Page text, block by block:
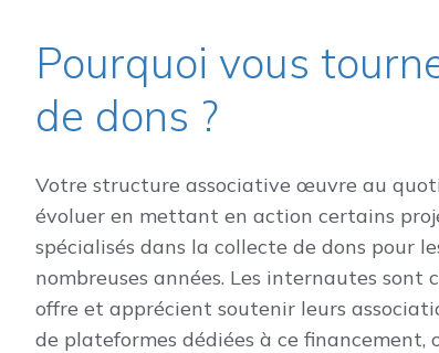
Pourquoi vous
de dons ?
Votre structure associative œuvre au
évoluer en mettant en action certains
spécialisés dans la collecte de dons pour
nombreuses années. Les internautes
offre et apprécient soutenir leurs
de plateformes dédiées à ce